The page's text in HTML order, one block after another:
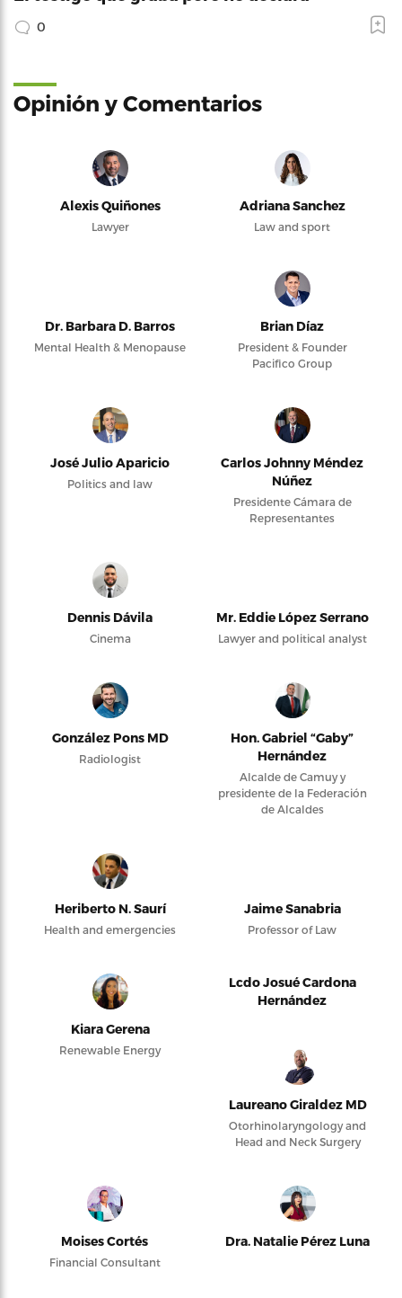
0
Opinión y Comentarios
Alexis Quiñones
Lawyer
Adriana Sanchez
Law and sport
Dr. Barbara D. Barros
Mental Health & Menopause
Brian Díaz
President & Founder
Pacifico Group
José Julio Aparicio
Politics and law
Carlos Johnny Méndez
Núñez
Presidente Cámara de
Representantes
Dennis Dávila
Cinema
Mr. Eddie López Serrano
Lawyer and political analyst
González Pons MD
Radiologist
Hon. Gabriel “Gaby”
Hernández
Alcalde de Camuy y
presidente de la Federación
de Alcaldes
Heriberto N. Saurí
Health and emergencies
Jaime Sanabria
Professor of Law
Kiara Gerena
Renewable Energy
Lcdo Josué Cardona
Hernández
Laureano Giraldez MD
Otorhinolaryngology and
Head and Neck Surgery
Moises Cortés
Financial Consultant
Dra. Natalie Pérez Luna